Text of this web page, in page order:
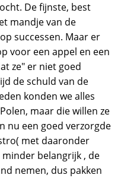
De fijnste, best
mandje van de
successen. Maar er
voor een appel en een
ze" er niet goed
de schuld van de
konden we alles
maar die willen ze
nu een goed verzorgde
met daaronder
belangrijk , de
nemen, dus pakken